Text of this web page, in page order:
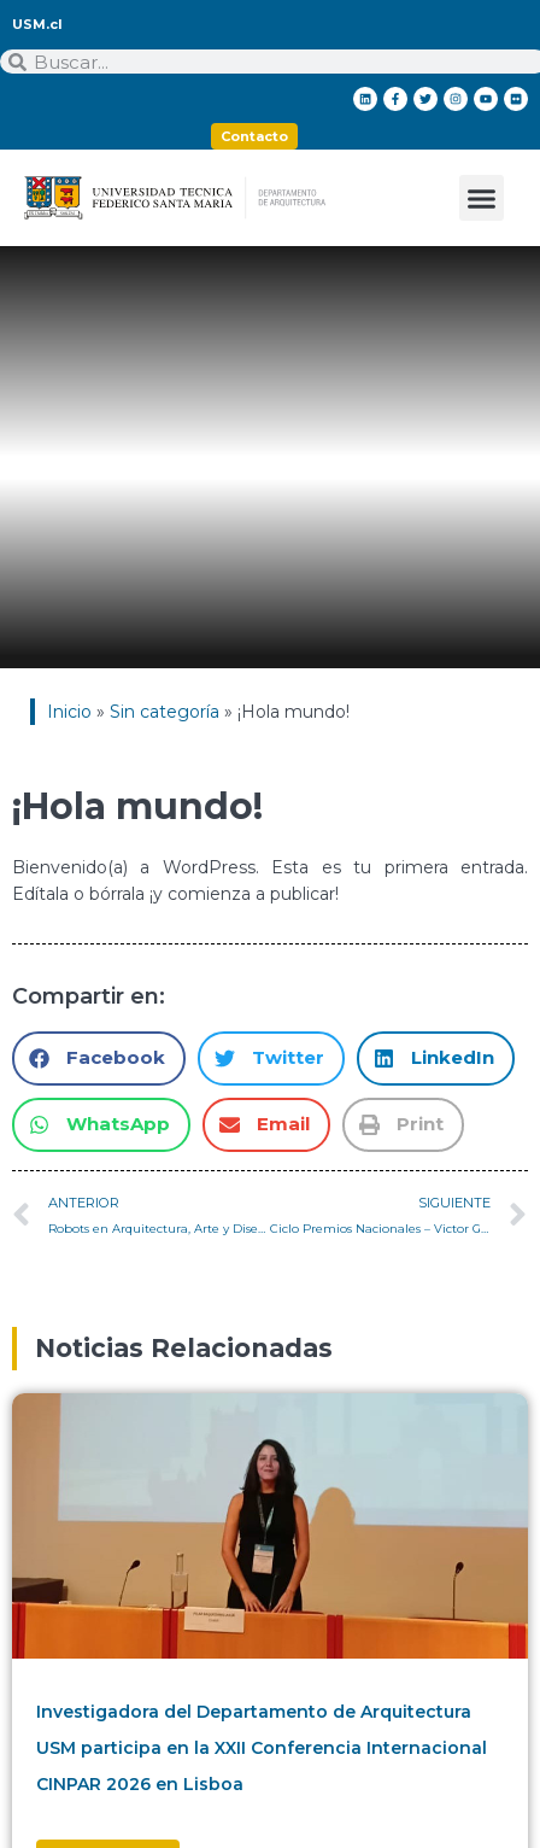
USM.cl
Contacto
Inicio » Sin categoría » ¡Hola mundo!
¡Hola mundo!
Bienvenido(a) a WordPress. Esta es tu primera entrada.
Edítala o bórrala ¡y comienza a publicar!
Compartir en:
Facebook Twitter LinkedIn
WhatsApp Email Print
ANTERIOR SIGUIENTE
Noticias Relacionadas
Investigadora del Departamento de Arquitectura
USM participa en la XXII Conferencia Internacional
CINPAR 2026 en Lisboa